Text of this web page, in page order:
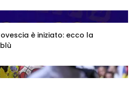
è iniziato: ecco la